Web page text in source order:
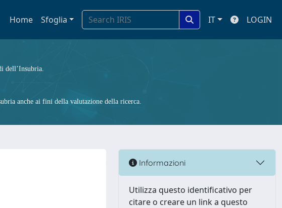
Home Sfoglia IT LOGIN
dell’Insubria.
anche ai fini della valutazione della ricerca.
Informazioni
Utilizza questo identificativo per
citare o creare un link a questo